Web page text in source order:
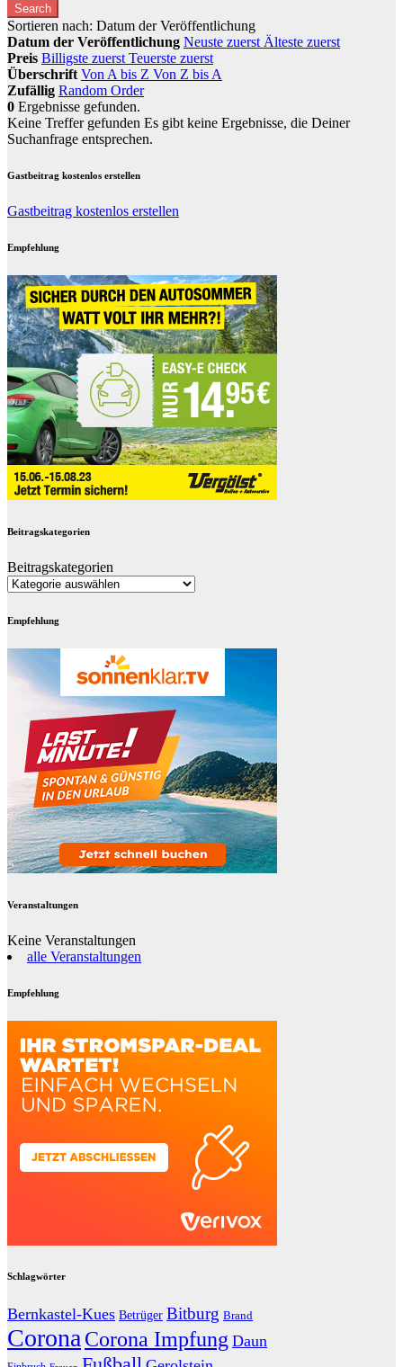
Search
Sortieren nach: Datum der Veröffentlichung
Datum der Veröffentlichung Neuste zuerst Älteste zuerst
Preis Billigste zuerst Teuerste zuerst
Überschrift Von A bis Z Von Z bis A
Zufällig Random Order
0 Ergebnisse gefunden.
Keine Treffer gefunden Es gibt keine Ergebnisse, die Deiner
Suchanfrage entsprechen.
Gastbeitrag kostenlos erstellen
Gastbeitrag kostenlos erstellen
Empfehlung
Beitragskategorien
Beitragskategorien
Empfehlung
Veranstaltungen
Keine Veranstaltungen
alle Veranstaltungen
Empfehlung
Schlagwörter
Bernkastel-Kues Betrüger Bitburg Brand
CoronaCorona Impfung Daun